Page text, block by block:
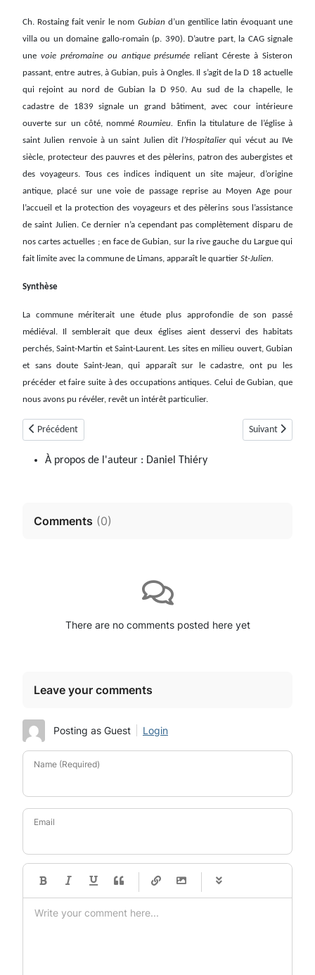
Ch. Rostaing fait venir le nom Gubian d’un gentilice latin évoquant une
villa ou un domaine gallo-romain (p. 390). D’autre part, la CAG signale
une voie préromaine ou antique présumée reliant Céreste à Sisteron
passant, entre autres, à Gubian, puis à Ongles. Il s’agit de la D 18 actuelle
qui rejoint au nord de Gubian la D 950. Au sud de la chapelle, le
cadastre de 1839 signale un grand bâtiment, avec cour intérieure
ouverte sur un côté, nomméRoumieu.
Enfin la titulature de l’église à
saint Julien renvoie à un saint Julien dit l’Hospitalierqui vécut au IVe
siècle, protecteur des pauvres et des pèlerins, patron des aubergistes et
des voyageurs. Tous ces indices indiquent un site majeur, d’origine
antique, placé sur une voie de passage reprise au Moyen Age pour
l’accueil et la protection des voyageurs et des pèlerins sous l’assistance
de saint Julien. Ce dernier n’a cependant pas complètement disparu de
nos cartes actuelles ; en face de Gubian, sur la rive gauche du Largue qui
fait limite avec la commune de Limans, apparaît le quartier St-Julien.
Synthèse
La commune mériterait une étude plus approfondie de son passé
médiéval. Il semblerait que deux églises aient desservi des habitats
perchés, Saint-Martin et Saint-Laurent. Les sites en milieu ouvert, Gubian
et sans doute Saint-Jean, qui apparaît sur le cadastre, ont pu les
précéder et faire suite à des occupations antiques. Celui de Gubian, que
nous avons pu révéler, revêt un intérêt particulier.
Article précédent : Reillanne
Précédent Article suivant :
Suivant
À propos de l'auteur : Daniel Thiéry
Comments (0)
There are no comments posted here yet
Leave your comments
Posting as Guest Login
Name (Required)
Email
-
-
-
-